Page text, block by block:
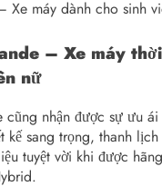
Xe máy dành cho sinh
– Xe máy
nữ
cũng nhận được sự ưu
kế sang trọng, thanh
tuyệt vời khi được